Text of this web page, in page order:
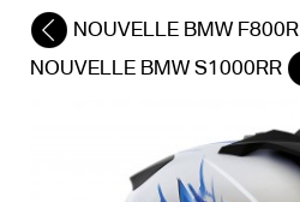
NOUVELLE BMW F800R
NOUVELLE BMW S1000RR